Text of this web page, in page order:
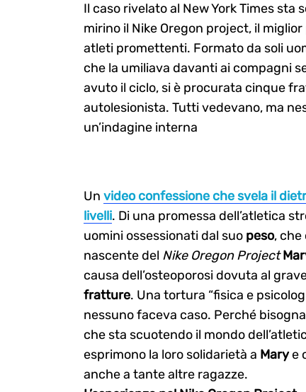
Il caso rivelato al New York Times
mirino il Nike Oregon project, il
atleti promettenti. Formato da soli
che la umiliava davanti ai compagni
avuto il ciclo, si è procurata cinque
autolesionista. Tutti vedevano, ma
un’indagine interna
Un video confessione che svela il
livelli. Di una promessa dell’atletica
uomini ossessionati dal suo peso, che
nascente del Nike Oregon Project
causa dell’osteoporosi dovuta al
fratture. Una tortura “fisica e
nessuno faceva caso. Perché
che sta scuotendo il mondo
esprimono la loro solidarietà a Marye
anche a tante altre ragazze.
Search